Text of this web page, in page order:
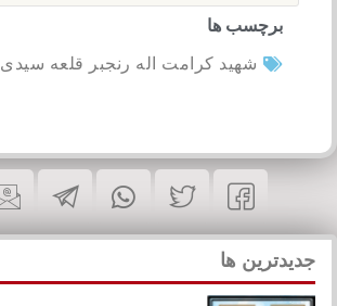
برچسب ها
شهید کرامت اله رنجبر قلعه سیدی
جدیدترین ها